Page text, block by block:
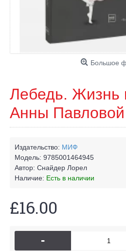
Большое
Лебедь. Жизнь
Анны Павловой
Издательство: МИФ
Модель: 9785001464945
Автор: Снайдер Лорел
Наличие: Есть в наличии
£16.00
-